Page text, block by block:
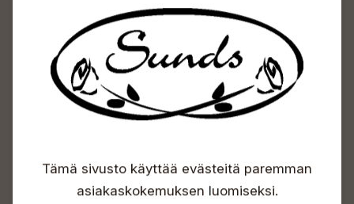
Sundin Puutarhakeskus
Avoinna
Arkisin 09-18
Lauantaisin 09-16
Sunnuntaisin Itsepalvelu
+358 50 388 9592
info(a)sunds.fi
Tämä sivusto käyttää evästeitä paremman
asiakaskokemuksen luomiseksi.